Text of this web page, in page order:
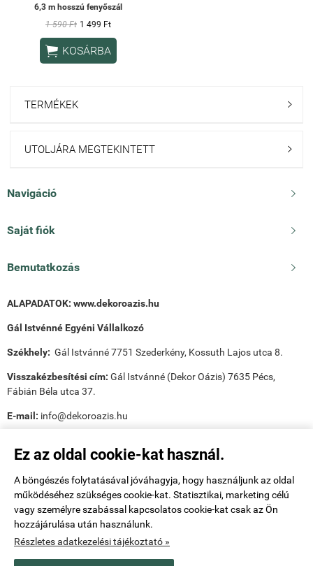
Ez az oldal cookie-kat használ.
A böngészés folytatásával jóváhagyja, hogy használjunk az oldal
működéséhez szükséges cookie-kat. Statisztikai, marketing célú
vagy személyre szabással kapcsolatos cookie-kat csak az Ön
hozzájárulása után használunk.
Részletes adatkezelési tájékoztató »
6,3 m hosszú fenyőszál
1 590 Ft 1 499 Ft
 KOSÁRBA
TERMÉKEK 
UTOLJÁRA MEGTEKINTETT 
Navigáció 
Saját fiók 
Bemutatkozás 
ALAPADATOK: www.dekoroazis.hu
Gál Istvénné Egyéni Vállalkozó
Székhely: Gál Istvánné 7751 Szederkény, Kossuth Lajos utca 8.
Visszakézbesítési cím: Gál Istvánné (Dekor Oázis) 7635 Pécs,
Fábián Béla utca 37.
E-mail: info@dekoroazis.hu
Payee tudnivalók: